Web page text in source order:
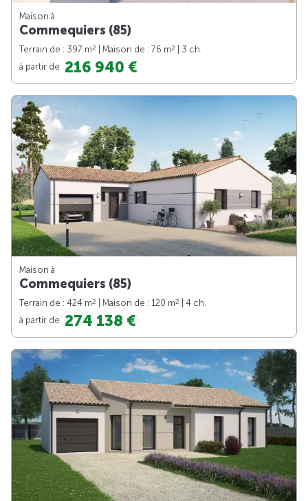
Maison à
Commequiers (85)
Terrain de : 397 m2 | Maison de : 76 m2
| 3 ch.
à partir de 216 940 €
Maison à
Commequiers (85)
Terrain de : 424 m2 | Maison de : 120 m2
| 4 ch.
à partir de 274 138 €